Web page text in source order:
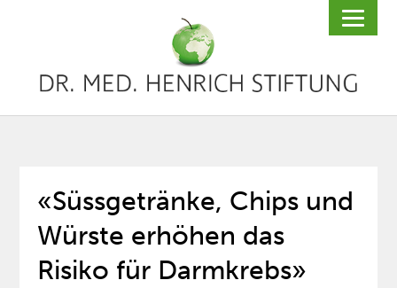
«Süssgetränke, Chips und
Würste erhöhen das
Risiko für Darmkrebs»